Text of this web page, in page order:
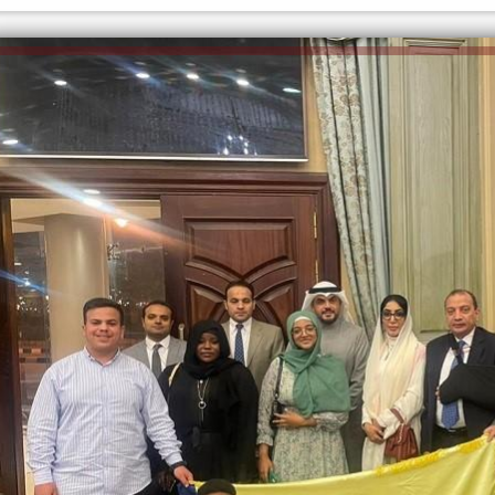
الكاتبة إلهام شرشر تهنئ الرئيس
السيسي بعيد ميلاده وتُشيد بجهوده
في بناء الدولة
رسالتى لآخر الزمان «محطة الضبعة